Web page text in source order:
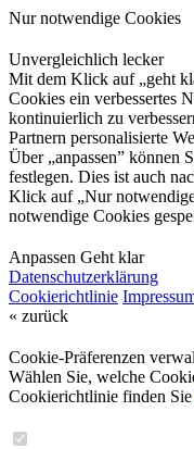
Nur notwendige Cookies
Unvergleichlich lecker
Mit dem Klick auf „geht
Cookies ein verbessertes
kontinuierlich zu
Partnern personalisierte
Über „anpassen” können
festlegen. Dies ist auch
Klick auf „Nur
notwendige Cookies
Anpassen Geht klar
Datenschutzerklärung
Cookierichtlinie
« zurück
Cookie-Präferenzen
Wählen Sie, welche
Cookierichtlinie finden Sie